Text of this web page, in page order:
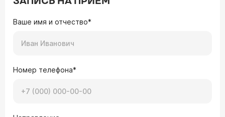
Ваше имя и отчество*
Номер телефона*